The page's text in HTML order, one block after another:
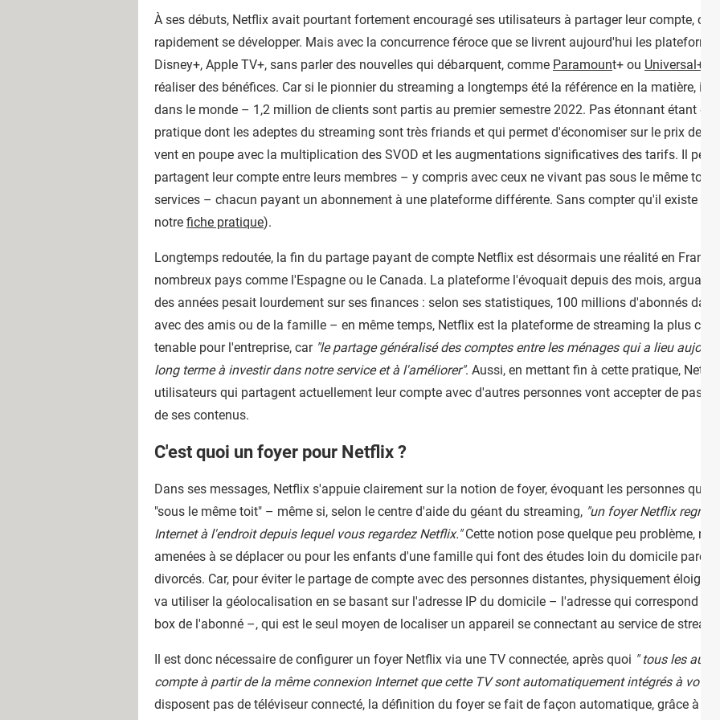
À ses débuts, Netflix avait pourtant fortement encouragé ses utilisateurs à partager leur compte, ce
rapidement se développer. Mais avec la concurrence féroce que se livrent aujourd'hui les
Disney+, Apple TV+, sans parler des nouvelles qui débarquent, comme Paramount+ ou Universal+
réaliser des bénéfices. Car si le pionnier du streaming a longtemps été la référence en la matière, il
dans le monde – 1,2 million de clients sont partis au premier semestre 2022. Pas étonnant étant
pratique dont les adeptes du streaming sont très friands et qui permet d'économiser sur le prix des
vent en poupe avec la multiplication des SVOD et les augmentations significatives des tarifs. Il peut
partagent leur compte entre leurs membres – y compris avec ceux ne vivant pas sous le même toit
services – chacun payant un abonnement à une plateforme différente. Sans compter qu'il existe
notre fiche pratique).
Longtemps redoutée, la fin du partage payant de compte Netflix est désormais une réalité en France,
nombreux pays comme l'Espagne ou le Canada. La plateforme l'évoquait depuis des mois, arguant
des années pesait lourdement sur ses finances : selon ses statistiques, 100 millions d'abonnés
avec des amis ou de la famille – en même temps, Netflix est la plateforme de streaming la plus
tenable pour l'entreprise, car "le partage généralisé des comptes entre les ménages qui a lieu
long terme à investir dans notre service et à l'améliorer". Aussi, en mettant fin à cette pratique,
utilisateurs qui partagent actuellement leur compte avec d'autres personnes vont accepter de
de ses contenus.
C'est quoi un foyer pour Netflix ?
Dans ses messages, Netflix s'appuie clairement sur la notion de foyer, évoquant les personnes qui
"sous le même toit" – même si, selon le centre d'aide du géant du streaming, "un foyer Netflix
Internet à l'endroit depuis lequel vous regardez Netflix."Cette notion pose quelque peu problème,
amenées à se déplacer ou pour les enfants d'une famille qui font des études loin du domicile
divorcés. Car, pour éviter le partage de compte avec des personnes distantes, physiquement
va utiliser la géolocalisation en se basant sur l'adresse IP du domicile – l'adresse qui correspond à
box de l'abonné –, qui est le seul moyen de localiser un appareil se connectant au service de
Il est donc nécessaire de configurer un foyer Netflix via une TV connectée, après quoi " tous les
compte à partir de la même connexion Internet que cette TV sont automatiquement intégrés à votre
disposent pas de téléviseur connecté, la définition du foyer se fait de façon automatique, grâce à